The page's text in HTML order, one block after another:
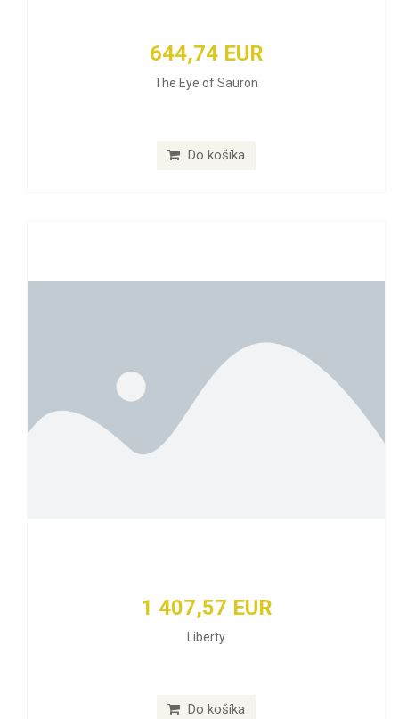
644,74 EUR
The Eye of Sauron
Do košíka
1 407,57 EUR
Liberty
Do košíka